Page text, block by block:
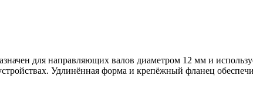
для направляющих валов диаметром 12 мм и
Удлинённая форма и крепёжный фланец